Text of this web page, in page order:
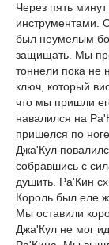
Через пять
инструментами.
был неумелым
защищать. Мы
тоннели пока не
ключ, который
что мы пришли
навалился на
пришелся по
Джа'Кул
собравшись с
душить. Ра'Кин
Король был еле
Мы оставили
Джа'Кул не мог